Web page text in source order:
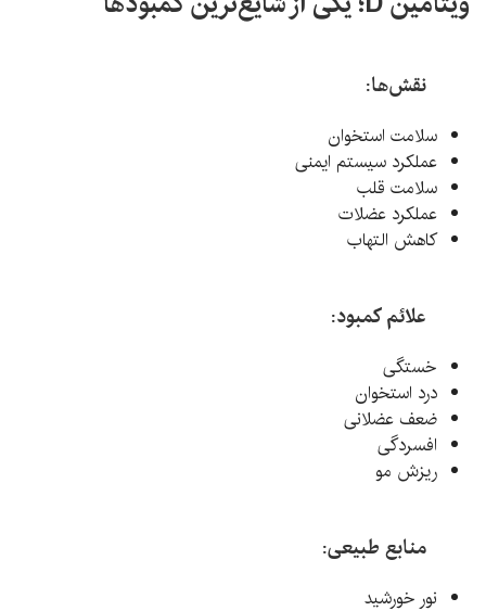
نقش‌ها:
سلامت استخوان
عملکرد سیستم ایمنی
سلامت قلب
عملکرد عضلات
کاهش التهاب
علائم کمبود:
خستگی
درد استخوان
ضعف عضلانی
افسردگی
ریزش مو
منابع طبیعی:
نور خورشید